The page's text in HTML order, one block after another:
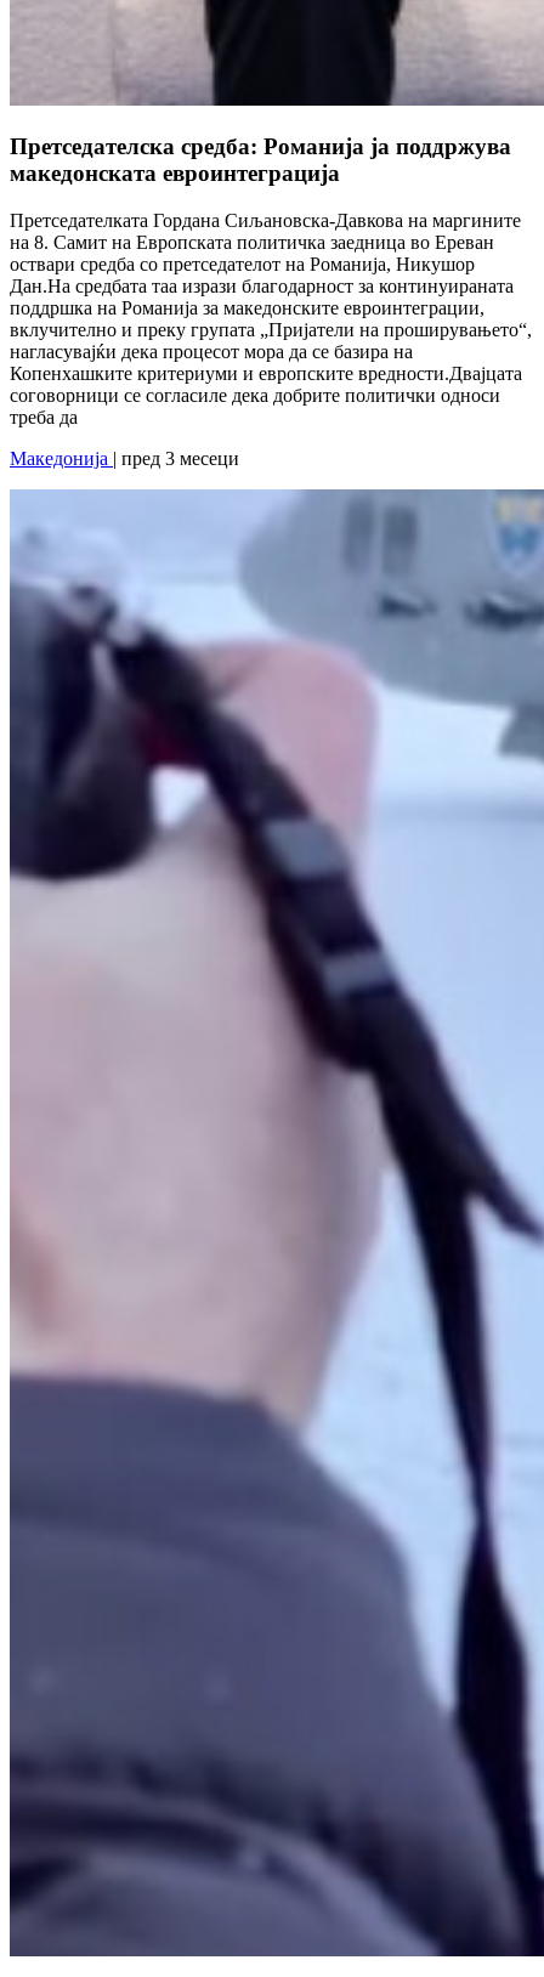
Претседателска средба: Романија ја поддржува
македонската евроинтеграција
Претседателката Гордана Сиљановска-Давкова на маргините
на 8. Самит на Европската политичка заедница во Ереван
оствари средба со претседателот на Романија, Никушор
Дан.На средбата таа изрази благодарност за континуираната
поддршка на Романија за македонските евроинтеграции,
вклучително и преку групата „Пријатели на проширувањето“,
нагласувајќи дека процесот мора да се базира на
Копенхашките критериуми и европските вредности.Двајцата
соговорници се согласиле дека добрите политички односи
треба да
Македонија | пред 3 месеци